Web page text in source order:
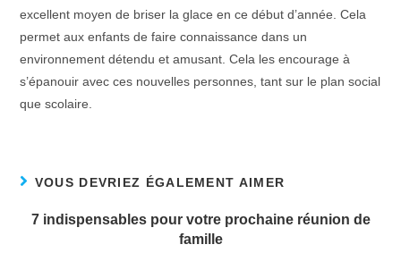
excellent moyen de briser la glace en ce début d’année. Cela
permet aux enfants de faire connaissance dans un
environnement détendu et amusant. Cela les encourage à
s’épanouir avec ces nouvelles personnes, tant sur le plan social
que scolaire.
VOUS DEVRIEZ ÉGALEMENT AIMER
7 indispensables pour votre prochaine réunion de
famille